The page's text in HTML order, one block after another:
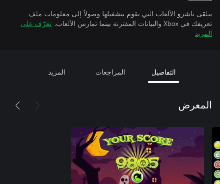
يتلقى ناشرو الألعاب التي تقوم بتشغيلها وصولاً إلى معلومات ملف
تعريفك في Xbox والبيانات المقترنة بينما تمارس الألعاب.
تعرّف على
المزيد
التفاصيل المراجعات المزيد
المعرض